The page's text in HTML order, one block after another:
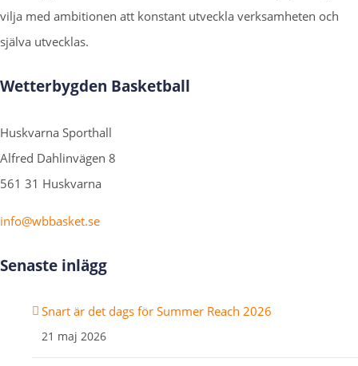
vilja med ambitionen att konstant utveckla verksamheten och
själva utvecklas.
Wetterbygden Basketball
Huskvarna Sporthall
Alfred Dahlinvägen 8
561 31 Huskvarna
info@wbbasket.se
Senaste inlägg
Snart är det dags för Summer Reach 2026
21 maj 2026